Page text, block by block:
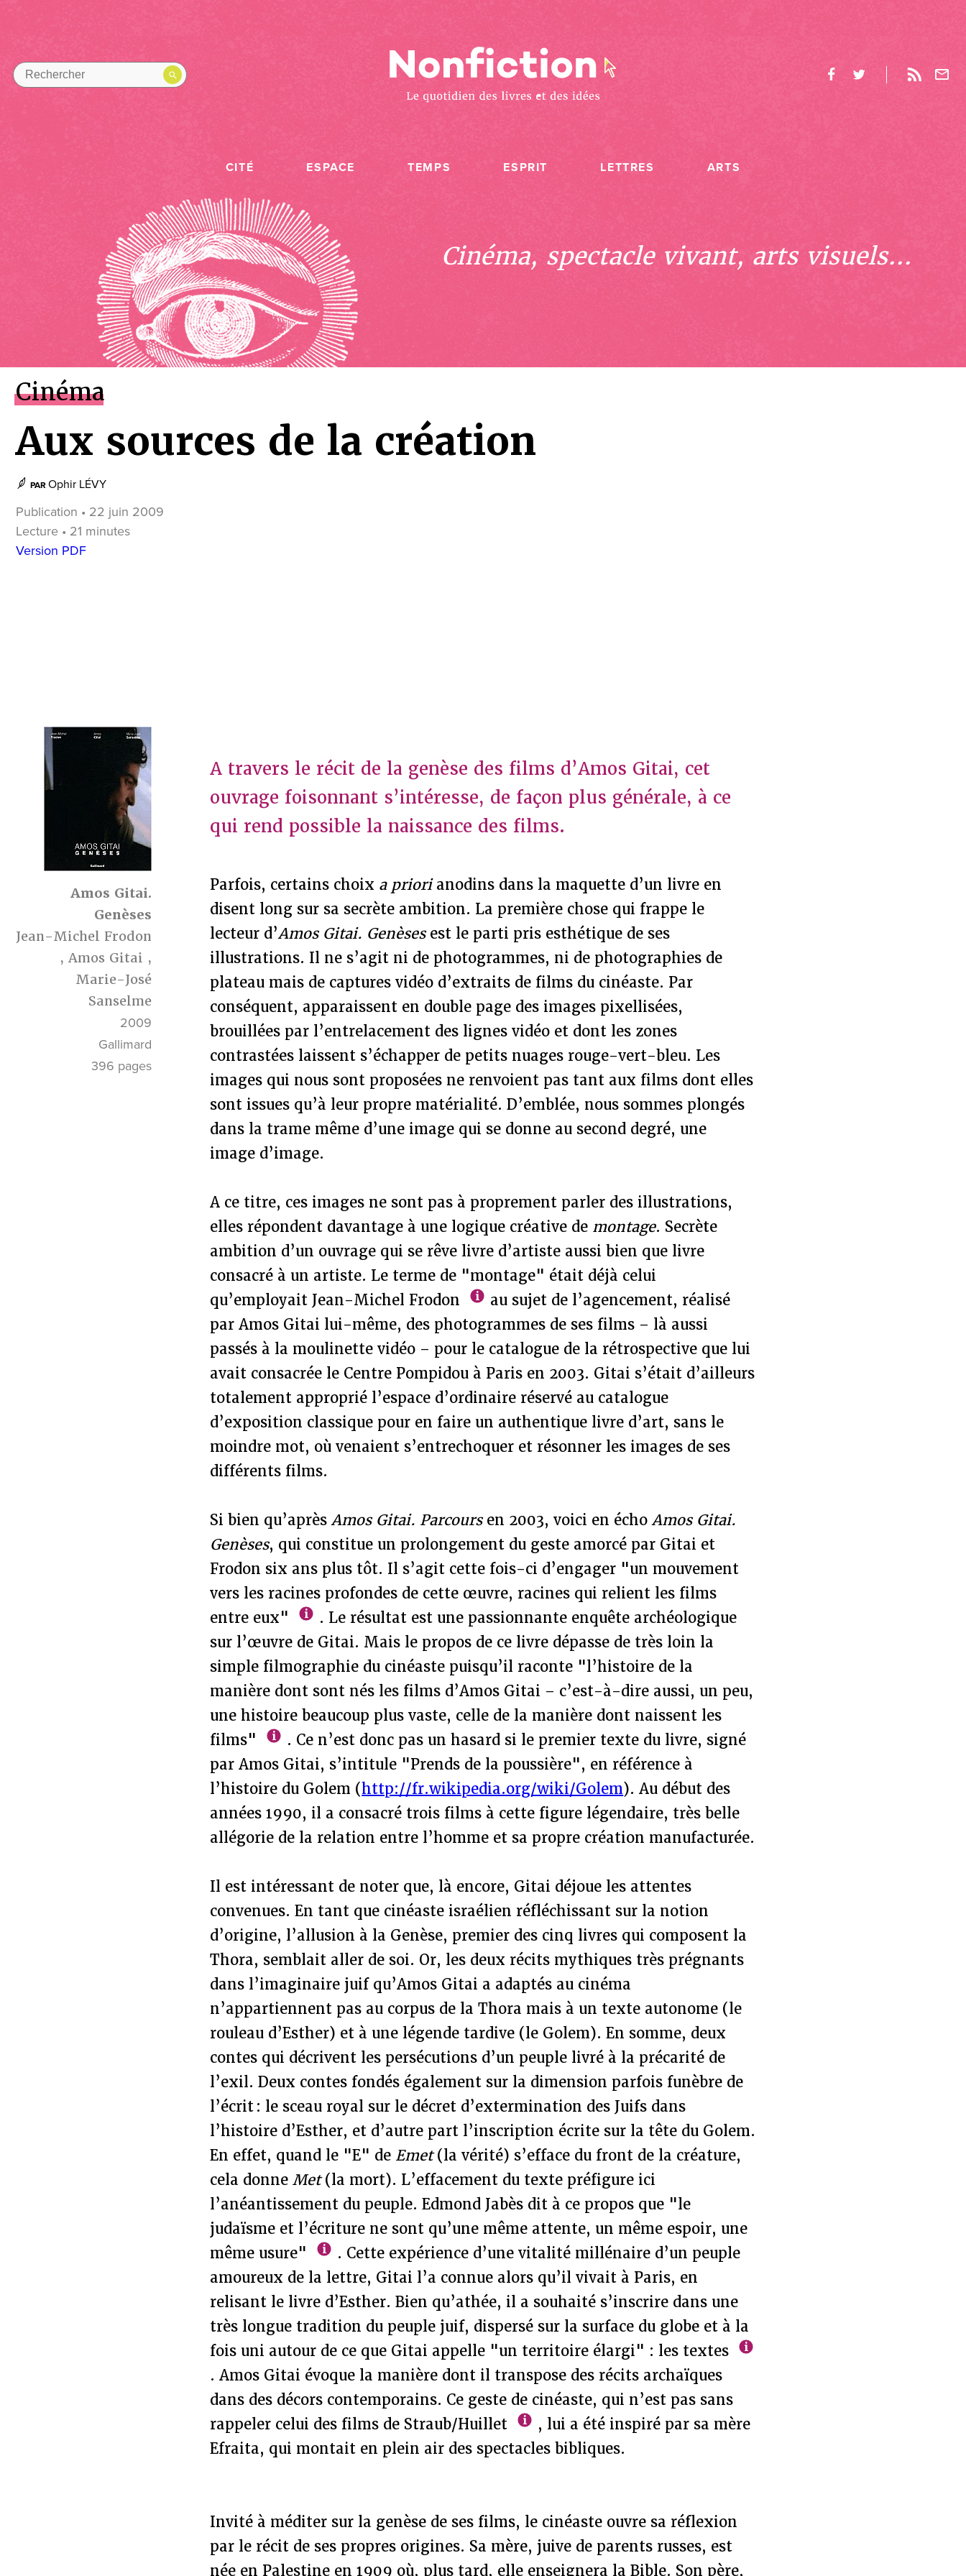
CITÉ ESPACE TEMPS ESPRIT LETTRES ARTS
Cinéma, spectacle vivant, arts visuels...
Cinéma
Aux sources de la création
PAR Ophir LÉVY
Publication • 22 juin 2009
Lecture • 21 minutes
Version PDF
Amos Gitai.
Genèses
Jean-Michel Frodon
,Amos Gitai ,
Marie-José
Sanselme
2009
Gallimard
396 pages
A travers le récit de la genèse des films d’Amos Gitai, cet
ouvrage foisonnant s’intéresse, de façon plus générale, à ce
qui rend possible la naissance des films.
Parfois, certains choix a priorianodins dans la maquette d’un livre en
disent long sur sa secrète ambition. La première chose qui frappe le
lecteur d’Amos Gitai. Genèsesest le parti pris esthétique de ses
illustrations. Il ne s’agit ni de photogrammes, ni de photographies de
plateau mais de captures vidéo d’extraits de films du cinéaste. Par
conséquent, apparaissent en double page des images pixellisées,
brouillées par l’entrelacement des lignes vidéo et dont les zones
contrastées laissent s’échapper de petits nuages rouge-vert-bleu. Les
images qui nous sont proposées ne renvoient pas tant aux films dont elles
sont issues qu’à leur propre matérialité. D’emblée, nous sommes plongés
dans la trame même d’une image qui se donne au second degré, une
image d’image.
A ce titre, ces images ne sont pas à proprement parler des illustrations,
elles répondent davantage à une logique créative de montage. Secrète
ambition d’un ouvrage qui se rêve livre d’artiste aussi bien que livre
consacré à un artiste. Le terme de "montage" était déjà celui
qu’employait Jean-Michel Frodon
au sujet de l’agencement, réalisé
par Amos Gitai lui-même, des photogrammes de ses films – là aussi
passés à la moulinette vidéo – pour le catalogue de la rétrospective que lui
avait consacrée le Centre Pompidou à Paris en 2003. Gitai s’était d’ailleurs
totalement approprié l’espace d’ordinaire réservé au catalogue
d’exposition classique pour en faire un authentique livre d’art, sans le
moindre mot, où venaient s’entrechoquer et résonner les images de ses
différents films.
Si bien qu’aprèsAmos Gitai. Parcoursen 2003, voici en échoAmos Gitai.
Genèses, qui constitue un prolongement du geste amorcé par Gitai et
Frodon six ans plus tôt. Il s’agit cette fois-ci d’engager "un mouvement
vers les racines profondes de cette œuvre, racines qui relient les films
entre eux"
. Le résultat est une passionnante enquête archéologique
sur l’œuvre de Gitai. Mais le propos de ce livre dépasse de très loin la
simple filmographie du cinéaste puisqu’il raconte "l’histoire de la
manière dont sont nés les films d’Amos Gitai – c’est-à-dire aussi, un peu,
une histoire beaucoup plus vaste, celle de la manière dont naissent les
films"
. Ce n’est donc pas un hasard si le premier texte du livre, signé
par Amos Gitai, s’intitule "Prends de la poussière", en référence à
l’histoire du Golem (http://fr.wikipedia.org/wiki/Golem). Au début des
années 1990, il a consacré trois films à cette figure légendaire, très belle
allégorie de la relation entre l’homme et sa propre création manufacturée.
Il est intéressant de noter que, là encore, Gitai déjoue les attentes
convenues. En tant que cinéaste israélien réfléchissant sur la notion
d’origine, l’allusion à la Genèse, premier des cinq livres qui composent la
Thora, semblait aller de soi. Or, les deux récits mythiques très prégnants
dans l’imaginaire juif qu’Amos Gitai a adaptés au cinéma
n’appartiennent pas au corpus de la Thora mais à un texte autonome (le
rouleau d’Esther) et à une légende tardive (le Golem). En somme, deux
contes qui décrivent les persécutions d’un peuple livré à la précarité de
l’exil. Deux contes fondés également sur la dimension parfois funèbre de
l’écrit : le sceau royal sur le décret d’extermination des Juifs dans
l’histoire d’Esther, et d’autre part l’inscription écrite sur la tête du Golem.
En effet, quand le "E" de Emet(la vérité) s’efface du front de la créature,
cela donneMet(la mort). L’effacement du texte préfigure ici
l’anéantissement du peuple. Edmond Jabès dit à ce propos que "le
judaïsme et l’écriture ne sont qu’une même attente, un même espoir, une
même usure"
. Cette expérience d’une vitalité millénaire d’un peuple
amoureux de la lettre, Gitai l’a connue alors qu’il vivait à Paris, en
relisant le livre d’Esther. Bien qu’athée, il a souhaité s’inscrire dans une
très longue tradition du peuple juif, dispersé sur la surface du globe et à la
fois uni autour de ce que Gitai appelle "un territoire élargi" : les textes
. Amos Gitai évoque la manière dont il transpose des récits archaïques
dans des décors contemporains. Ce geste de cinéaste, qui n’est pas sans
rappeler celui des films de Straub/Huillet
, lui a été inspiré par sa mère
Efraita, qui montait en plein air des spectacles bibliques.
Invité à méditer sur la genèse de ses films, le cinéaste ouvre sa réflexion
par le récit de ses propres origines. Sa mère, juive de parents russes, est
née en Palestine en 1909 où, plus tard, elle enseignera la Bible. Son père,